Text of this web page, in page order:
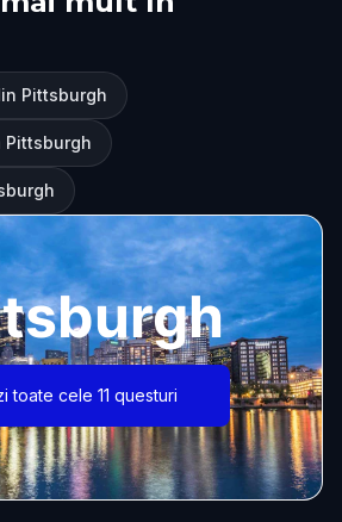
Pittsburgh
Pittsburgh
toate cele 11 questuri